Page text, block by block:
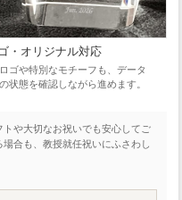
・オリジナル対応
ロゴや特別なモチーフも、データ
の状態を確認しながら進めます。
や大切なお祝いでも安心してご
合も、教授就任祝いにふさわし